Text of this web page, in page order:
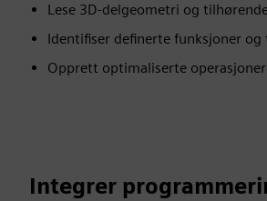
Lese 3D-delgeometri og
Identifiser definerte funksjoner og
Opprett optimaliserte
Integrer